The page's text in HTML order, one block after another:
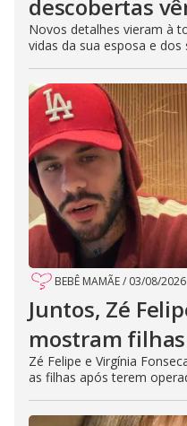
descobertas
Novos detalhes vieram à
vidas da sua esposa e dos
BEBÊ MAMÃE/ 03/08/2026
Juntos, Zé
mostram
Zé Felipe e Virgínia
as filhas após terem